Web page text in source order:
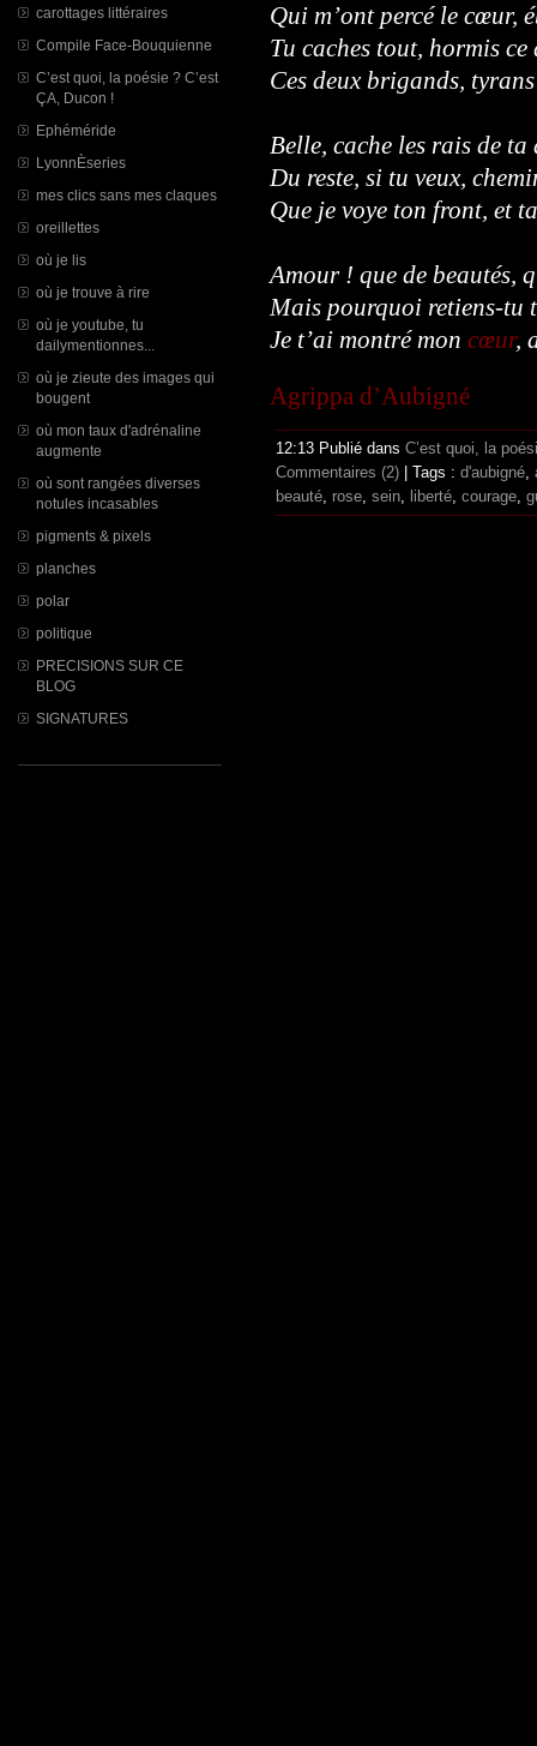
carottages littéraires
Compile Face-Bouquienne
C’est quoi, la poésie ? C’est
ÇA, Ducon !
Ephéméride
LyonnÈseries
mes clics sans mes claques
oreillettes
où je lis
où je trouve à rire
où je youtube, tu
dailymentionnes...
où je zieute des images qui
bougent
où mon taux d'adrénaline
augmente
où sont rangées diverses
notules incasables
pigments & pixels
planches
polar
politique
PRECISIONS SUR CE
BLOG
SIGNATURES
Qui m’ont percé le cœur,
Tu caches tout, hormis
Ces deux brigands,
Belle, cache les rais de ta
Du reste, si tu veux,
Que je voye ton front, et
Amour ! que de beautés,
Mais pourquoi retiens-tu
Je t’ai montré mon cœur,
Agrippa d’Aubigné
12:13 Publié dans C’est quoi, la
Commentaires (2) | Tags : d'aubigné,
beauté, rose, sein, liberté, courage,